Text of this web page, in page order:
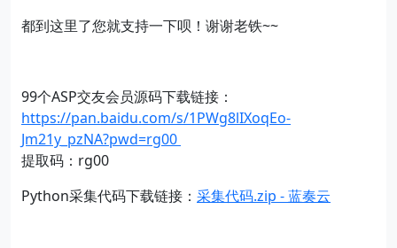
都到这里了您就支持一下呗！谢谢老铁~~
99个ASP交友会员源码下载链接：
https://pan.baidu.com/s/1PWg8lIXoqEo-
Jm21y_pzNA?pwd=rg00
提取码：rg00
Python采集代码下载链接： 采集代码.zip - 蓝奏云